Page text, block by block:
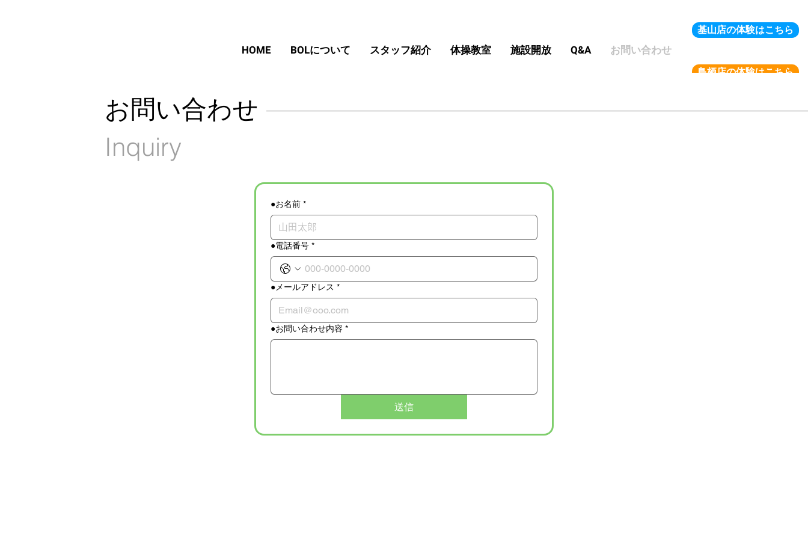
基山店の体験はこちら
HOME BOLについて スタッフ紹介 体操教室 施設開放 Q&A お問い合わせ
鳥栖店の体験はこちら
Inquiry
お問い合わせ
●お名前 *
●電話番号 *
●メールアドレス *
●お問い合わせ内容 *
送信